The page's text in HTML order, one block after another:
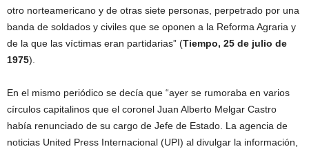
otro norteamericano y de otras siete personas, perpetrado por una
banda de soldados y civiles que se oponen a la Reforma Agraria y
de la que las víctimas eran partidarias” (Tiempo, 25 de julio de
1975).
En el mismo periódico se decía que “ayer se rumoraba en varios
círculos capitalinos que el coronel Juan Alberto Melgar Castro
había renunciado de su cargo de Jefe de Estado. La agencia de
noticias United Press Internacional (UPI) al divulgar la información,